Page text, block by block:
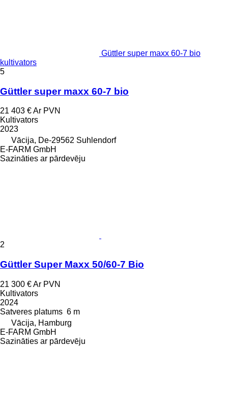
Güttler super maxx 60-7 bio
kultivators
5
Güttler super maxx 60-7 bio
21 403 €Ar PVN
Kultivators
2023
Vācija, De-29562 Suhlendorf
E-FARM GmbH
Sazināties ar pārdevēju
2
Güttler Super Maxx 50/60-7 Bio
21 300 €Ar PVN
Kultivators
2024
Satveres platums 6 m
Vācija, Hamburg
E-FARM GmbH
Sazināties ar pārdevēju